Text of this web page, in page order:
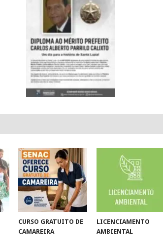
CURSO GRATUITO DE
CAMAREIRA
LICENCIAMENTO
AMBIENTAL